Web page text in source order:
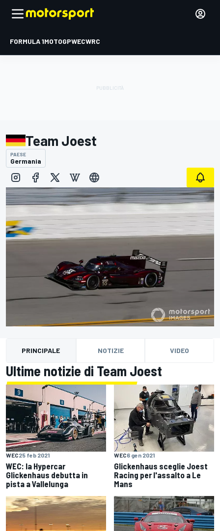
FORMULA 1MOTOGPWECWRC
Team Joest
PAESE
Germania
PRINCIPALE NOTIZIE VIDEO
Ultime notizie di Team Joest
WEC25 feb 2021
WEC: la Hypercar
Glickenhaus debutta in
pista a Vallelunga
WEC6 gen 2021
Glickenhaus sceglie Joest
Racing per l'assalto a Le
Mans